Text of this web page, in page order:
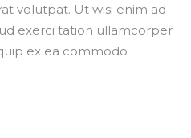
volutpat. Ut wisi enim ad
exerci tation ullamcorper
ex ea commodo